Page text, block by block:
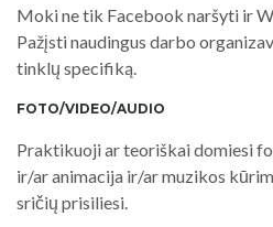
Moki ne tik Facebook naršyti ir
Pažįsti naudingus darbo
tinklų specifiką.
FOTO/VIDEO/AUDIO
Praktikuoji ar teoriškai domiesi
ir/ar animacija ir/ar muzikos
sričių prisiliesi.